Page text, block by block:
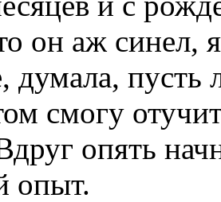
он аж синел,
думала, пусть
смогу
опять
опыт.